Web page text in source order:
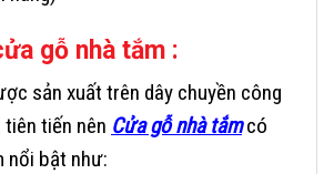
gỗ nhà tắm :
sản xuất trên dây chuyền công
tiên tiến nên Cửa gỗ nhà tắmcó
nổi bật như: